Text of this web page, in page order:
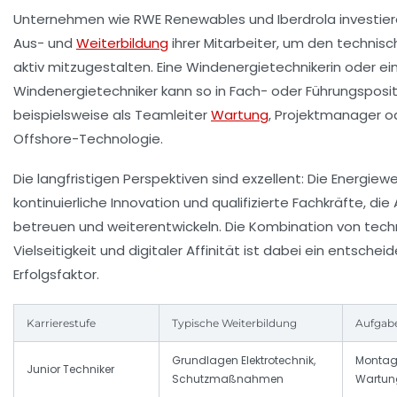
Unternehmen wie RWE Renewables und Iberdrola
Aus- und Weiterbildungihrer Mitarbeiter, um den
aktiv mitzugestalten. Eine Windenergietechnikerin oder
Windenergietechniker kann so in Fach- oder
beispielsweise als TeamleiterWartung, Projektmanager
Offshore-Technologie.
Die langfristigen Perspektiven sind exzellent: Die
kontinuierliche Innovation und qualifizierte Fachkräfte,
betreuen und weiterentwickeln. Die Kombination von
Vielseitigkeit und digitaler Affinität ist dabei ein
Erfolgsfaktor.
Karrierestufe Typische Weiterbildung
Junior Techniker
Grundlagen Elektrotechnik,
Schutzmaßnahmen